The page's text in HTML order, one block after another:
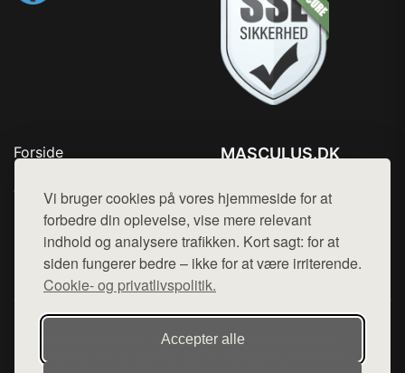
Vi bruger cookies på vores hjemmeside for at
forbedre din oplevelse, vise mere relevant
indhold og analysere trafikken. Kort sagt: for at
siden fungerer bedre – ikke for at være irriterende.
Cookie- og privatlivspolitik.
Accepter alle
Forside
Top Rabatter
Kontakt
MASCULUS.DK
Mail: hej@want.dk
Cookie- og privatlivspolitik
Denne side er en del af want.dk, der udgiver en række
hjemmesider med præsentation af forskellige produkter fra